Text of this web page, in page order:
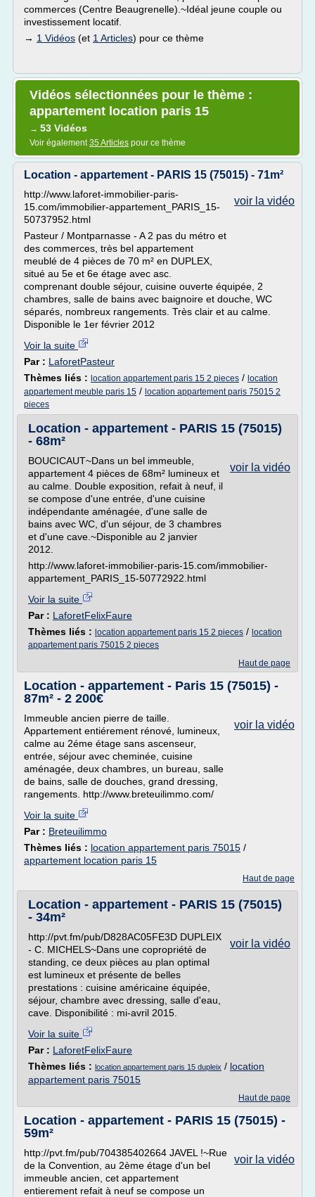
commerces (Centre Beaugrenelle).~Idéal jeune couple ou
investissement locatif.
→ 1 Vidéos (et 1 Articles) pour ce thème
Vidéos sélectionnées pour le thème :
appartement location paris 15
→ 53 Vidéos
Voir également35 Articles pour ce thème
Location - appartement - PARIS 15 (75015) - 71m²
voir la vidéo
http://www.laforet-immobilier-paris-
15.com/immobilier-appartement_PARIS_15-
50737952.html
Pasteur / Montparnasse - A 2 pas du métro et
des commerces, très bel appartement
meublé de 4 pièces de 70 m² en DUPLEX,
situé au 5e et 6e étage avec asc.
comprenant double séjour, cuisine ouverte équipée, 2
chambres, salle de bains avec baignoire et douche, WC
séparés, nombreux rangements. Très clair et au calme.
Disponible le 1er février 2012
Voir la suite
Par : LaforetPasteur
Thèmes liés : location appartement paris 15 2 pieces / location
appartement meuble paris 15 / location appartement paris 75015 2
pieces
Location - appartement - PARIS 15 (75015)
- 68m²
voir la vidéo
BOUCICAUT~Dans un bel immeuble,
appartement 4 pièces de 68m² lumineux et
au calme. Double exposition, refait à neuf, il
se compose d'une entrée, d'une cuisine
indépendante aménagée, d'une salle de
bains avec WC, d'un séjour, de 3 chambres
et d'une cave.~Disponible au 2 janvier
2012.
http://www.laforet-immobilier-paris-15.com/immobilier-
appartement_PARIS_15-50772922.html
Voir la suite
Par : LaforetFelixFaure
Thèmes liés : location appartement paris 15 2 pieces / location
appartement paris 75015 2 pieces
Haut de page
Location - appartement - Paris 15 (75015) -
87m² - 2 200€
voir la vidéo
Immeuble ancien pierre de taille.
Appartement entiérement rénové, lumineux,
calme au 2éme étage sans ascenseur,
entrée, séjour avec cheminée, cuisine
aménagée, deux chambres, un bureau, salle
de bains, salle de douches, grand dressing,
rangements. http://www.breteuilimmo.com/
Voir la suite
Par : Breteuilimmo
Thèmes liés : location appartement paris 75015 /
appartement location paris 15
Haut de page
Location - appartement - PARIS 15 (75015)
- 34m²
voir la vidéo
http://pvt.fm/pub/D828AC05FE3D DUPLEIX
- C. MICHELS~Dans une copropriété de
standing, ce deux pièces au plan optimal
est lumineux et présente de belles
prestations : cuisine américaine équipée,
séjour, chambre avec dressing, salle d'eau,
cave. Disponibilité : mi-avril 2015.
Voir la suite
Par : LaforetFelixFaure
Thèmes liés : location appartement paris 15 dupleix / location
appartement paris 75015
Haut de page
Location - appartement - PARIS 15 (75015) -
59m²
voir la vidéo
http://pvt.fm/pub/704385402664 JAVEL !~Rue
de la Convention, au 2ème étage d'un bel
immeuble ancien, cet appartement
entierement refait à neuf se compose un